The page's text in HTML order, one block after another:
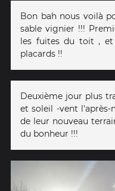
Bon bah nous voilà
sable vignier !!!
les fuites du toit , et
placards !!
Deuxième jour plus
et soleil -vent l'après-
de leur nouveau
du bonheur !!!